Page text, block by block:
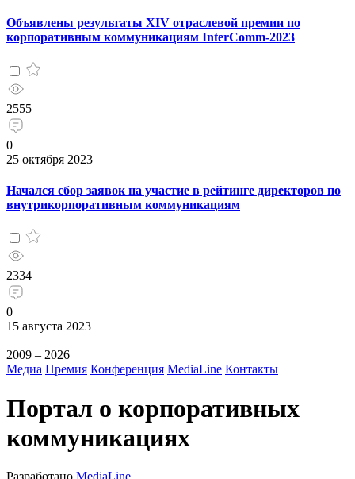
Объявлены результаты XIV отраслевой премии по
корпоративным коммуникациям InterComm-2023
2555
0
25 октября 2023
Начался сбор заявок на участие в рейтинге директоров по
внутрикорпоративным коммуникациям
2334
0
15 августа 2023
2009 – 2026
Медиа Премия Конференция MediaLine Контакты
Портал о корпоративных
коммуникациях